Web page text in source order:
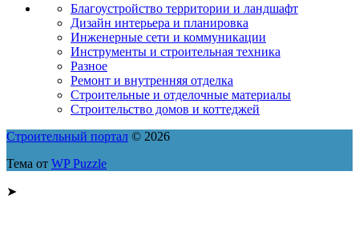
Благоустройство территории и ландшафт
Дизайн интерьера и планировка
Инженерные сети и коммуникации
Инструменты и строительная техника
Разное
Ремонт и внутренняя отделка
Строительные и отделочные материалы
Строительство домов и коттеджей
Строительный портал © 2026
Тема от WP Puzzle
➤